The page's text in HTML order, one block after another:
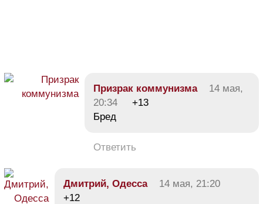
Призрак коммунизма
14 мая,
20:34
+13
Бред
Ответить
Дмитрий, Одесса
14 мая, 21:20
+12